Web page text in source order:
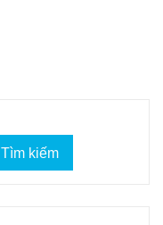
Tìm kiếm